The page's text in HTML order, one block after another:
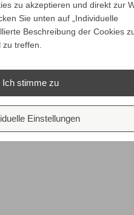
zu akzeptieren und direkt zur
Sie unten auf „Individuelle
Beschreibung der Cookies
treffen.
Ich stimme zu
Einstellungen